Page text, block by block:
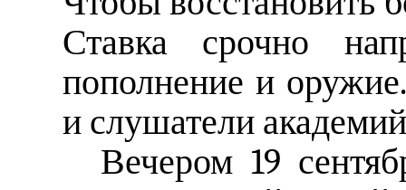
Ставка срочно
пополнение и
и слушатели
Вечером 19